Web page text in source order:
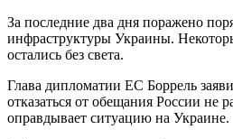
За последние два дня поражено
инфраструктуры Украины.
остались без света.
Глава дипломатии ЕС Боррель
отказаться от обещания России не
оправдывает ситуацию на Украине.